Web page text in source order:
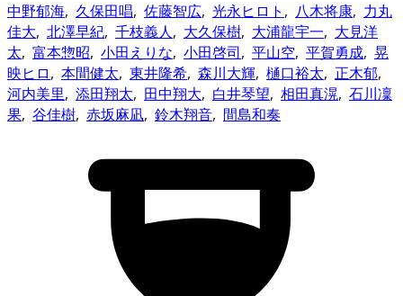
中野郁海, 久保田唱, 佐藤智広, 光永ヒロト , 八木将康, 力丸
佳大, 北澤早紀, 千枝義人, 大久保樹, 大浦龍宇一, 大見洋
太, 富本惣昭, 小田えりな, 小田啓司, 平山空, 平賀勇成, 晃
映ヒロ, 本間健太, 東井隆希, 森川大輝, 樋口裕太, 正木郁,
河内美里, 添田翔太, 田中翔大, 白井琴望, 相田真滉, 石川凜
果, 谷佳樹, 赤坂麻凪, 鈴木翔音, 間島和奏